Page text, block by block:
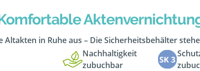
Altakten in Ruhe aus – Die Sicherheitsbehälter
Nachhaltigkeit
zubuchbar